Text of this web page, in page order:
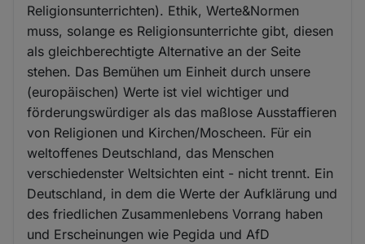
Religionsunterrichten). Ethik, Werte&Normen
muss, solange es Religionsunterrichte gibt, diesen
als gleichberechtigte Alternative an der Seite
stehen. Das Bemühen um Einheit durch unsere
(europäischen) Werte ist viel wichtiger und
förderungswürdiger als das maßlose Ausstaffieren
von Religionen und Kirchen/Moscheen. Für ein
weltoffenes Deutschland, das Menschen
verschiedenster Weltsichten eint - nicht trennt. Ein
Deutschland, in dem die Werte der Aufklärung und
des friedlichen Zusammenlebens Vorrang haben
und Erscheinungen wie Pegida und AfD